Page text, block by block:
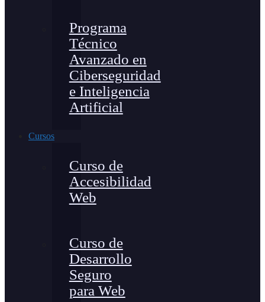
Programa
Técnico
Avanzado en
Ciberseguridad
e Inteligencia
Artificial
Cursos
Curso de
Accesibilidad
Web
Curso de
Desarrollo
Seguro
para Web